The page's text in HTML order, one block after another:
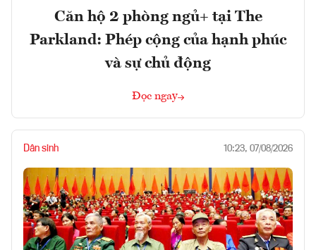
Căn hộ 2 phòng ngủ+ tại The
Parkland: Phép cộng của hạnh phúc
và sự chủ động
Đọc ngay
Dân sinh 10:23, 07/08/2026